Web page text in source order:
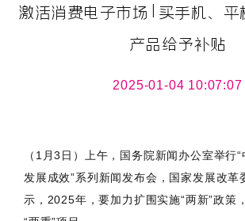
激活消费电子市场|买手机、平
产品给予补贴
2025-01-04 10:07:07
（1月3日）上午，国务院新闻办公室举行
发展成效”系列新闻发布会，国家发展改革
示，2025年，要加力扩围实施“两新”政策